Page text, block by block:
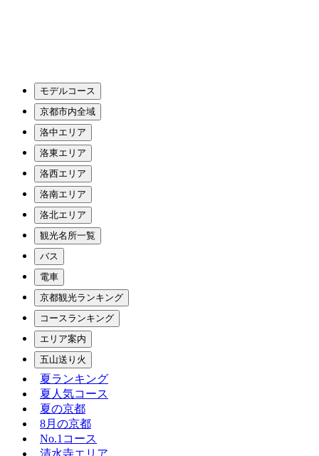
モデルコース
京都市内全域
洛中エリア
洛東エリア
洛西エリア
洛南エリア
洛北エリア
観光名所一覧
バス
電車
京都観光ランキング
コースランキング
エリア案内
五山送り火
夏ランキング
夏人気コース
夏の京都
8月の京都
No.1コース
清水寺エリア